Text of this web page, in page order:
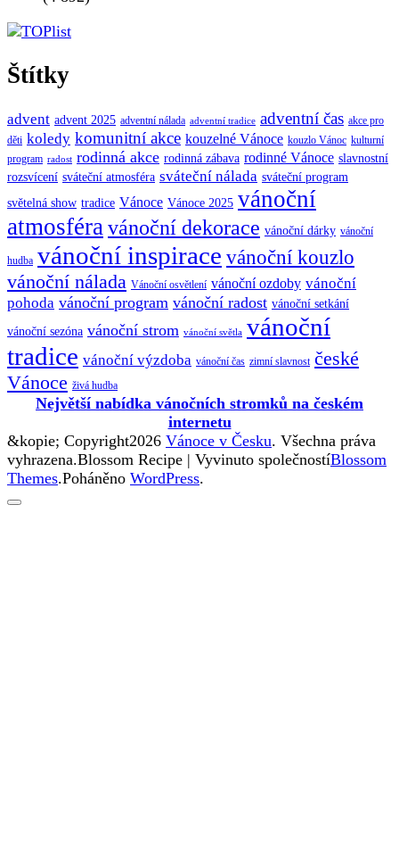
Štítky
advent advent 2025 adventní nálada adventní tradice adventní čas akce pro
děti koledy komunitní akce kouzelné Vánoce kouzlo Vánoc kulturní
program radost rodinná akce rodinná zábava rodinné Vánoce slavnostní
rozsvícení sváteční atmosféra sváteční nálada sváteční program
světelná show tradice Vánoce Vánoce 2025 vánoční
atmosféravánoční dekorace vánoční dárky vánoční
hudba vánoční inspirace vánoční kouzlo
vánoční nálada Vánoční osvětlení vánoční ozdoby vánoční
pohoda vánoční program vánoční radost vánoční setkání
vánoční sezóna vánoční strom vánoční světla vánoční
tradice vánoční výzdoba vánoční čas zimní slavnost české
Vánoce živá hudba
Největší nabídka vánočních stromků na českém
internetu
&kopie; Copyright2026 Vánoce v Česku. Všechna práva
vyhrazena.Blossom Recipe | Vyvinuto společnostíBlossom
Themes.Poháněno WordPress.